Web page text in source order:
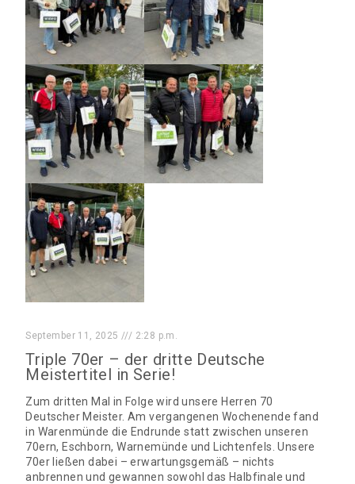
September 11, 2025 2:28 p.m.
Triple 70er – der dritte Deutsche
Meistertitel in Serie!
Zum dritten Mal in Folge wird unsere Herren 70
Deutscher Meister. Am vergangenen Wochenende fand
in Warenmünde die Endrunde statt zwischen unseren
70ern, Eschborn, Warnemünde und Lichtenfels. Unsere
70er ließen dabei – erwartungsgemäß – nichts
anbrennen und gewannen sowohl das Halbfinale und